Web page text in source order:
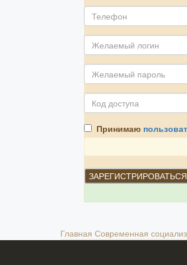
Принимаю
Главная Современная